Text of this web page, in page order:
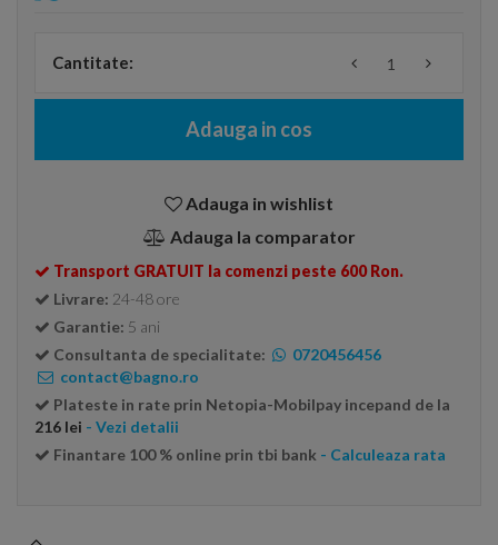
Cantitate:
Adauga in cos
Adauga in wishlist
Adauga la comparator
Transport GRATUIT la comenzi peste 600 Ron.
Livrare: 24-48 ore
Garantie: 5 ani
Consultanta de specialitate:
0720456456
contact@bagno.ro
Plateste in rate prin Netopia-Mobilpay incepand de la
216 lei - Vezi detalii
Finantare 100 % online prin tbi bank - Calculeaza rata